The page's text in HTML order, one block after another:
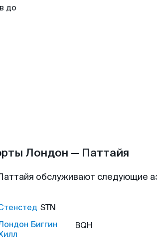
до
Лондон — Паттайя
обслуживают следующие
STN
Биггин
BQH